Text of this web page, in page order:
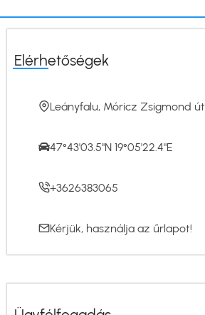
Elérhetőségek
Leányfalu, Móricz Zsigmond út
47°43'03.5"N 19°05'22.4"E
+3626383065
Kérjük, használja az űrlapot!